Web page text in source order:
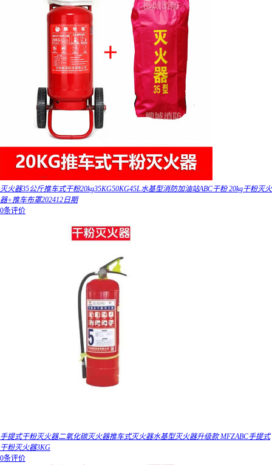
灭火器35公斤推车式干粉20kg35KG50KG45L水基型消防加油站ABC干粉 20kg干粉灭火
器+推车布罩202412日期
0条评价
手提式干粉灭火器二氧化碳灭火器推车式灭火器水基型灭火器升级款 MFZABC手提式
干粉灭火器3KG
0条评价